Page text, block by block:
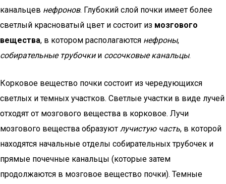
канальцев нефронов. Глубокий слой почки имеет более
светлый красноватый цвет и состоит из мозгового
вещества, в котором располагаются нефроны,
собирательные трубочки и сосочковые канальцы.
Корковое вещество почки состоит из чередующихся
светлых и темных участков. Светлые участки в виде лучей
отходят от мозгового вещества в корковое. Лучи
мозгового вещества образуют лучистую часть, в которой
находятся начальные отделы собирательных трубочек и
прямые почечные канальцы (которые затем
продолжаются в мозговое вещество почки). Темные